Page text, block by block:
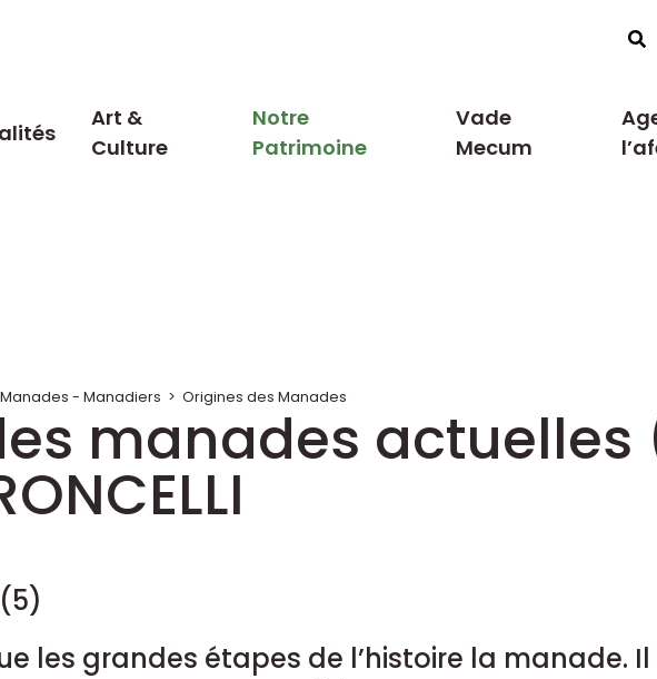
Art &
Culture
Notre
Patrimoine
Vade
Mecum
- Manadiers > Origines des Manades
manades actuelles
(5)
les grandes étapes de l’histoire la manade.